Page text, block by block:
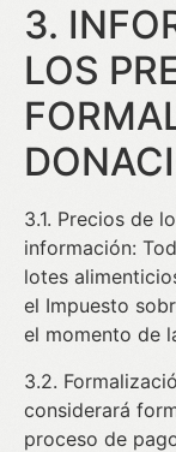
3.
LOS
3.1. Precios de
información:
lotes
el Impuesto
el momento de
3.2.
considerará
proceso de